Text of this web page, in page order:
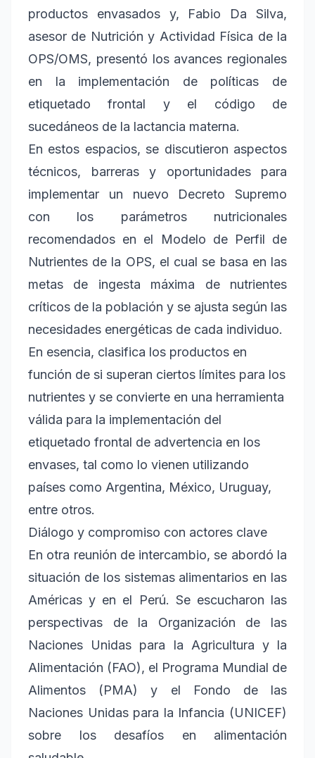
productos envasados y, Fabio Da Silva,
asesor de Nutrición y Actividad Física de la
OPS/OMS, presentó los avances regionales
en la implementación de políticas de
etiquetado frontal y el código de
sucedáneos de la lactancia materna.
En estos espacios, se discutieron aspectos
técnicos, barreras y oportunidades para
implementar un nuevo Decreto Supremo
con los parámetros nutricionales
recomendados en el Modelo de Perfil de
Nutrientes de la OPS, el cual se basa en las
metas de ingesta máxima de nutrientes
críticos de la población y se ajusta según las
necesidades energéticas de cada individuo.
En esencia, clasifica los productos en
función de si superan ciertos límites para los
nutrientes y se convierte en una herramienta
válida para la implementación del
etiquetado frontal de advertencia en los
envases, tal como lo vienen utilizando
países como Argentina, México, Uruguay,
entre otros.
Diálogo y compromiso con actores clave
En otra reunión de intercambio, se abordó la
situación de los sistemas alimentarios en las
Américas y en el Perú. Se escucharon las
perspectivas de la Organización de las
Naciones Unidas para la Agricultura y la
Alimentación (FAO), el Programa Mundial de
Alimentos (PMA) y el Fondo de las
Naciones Unidas para la Infancia (UNICEF)
sobre los desafíos en alimentación